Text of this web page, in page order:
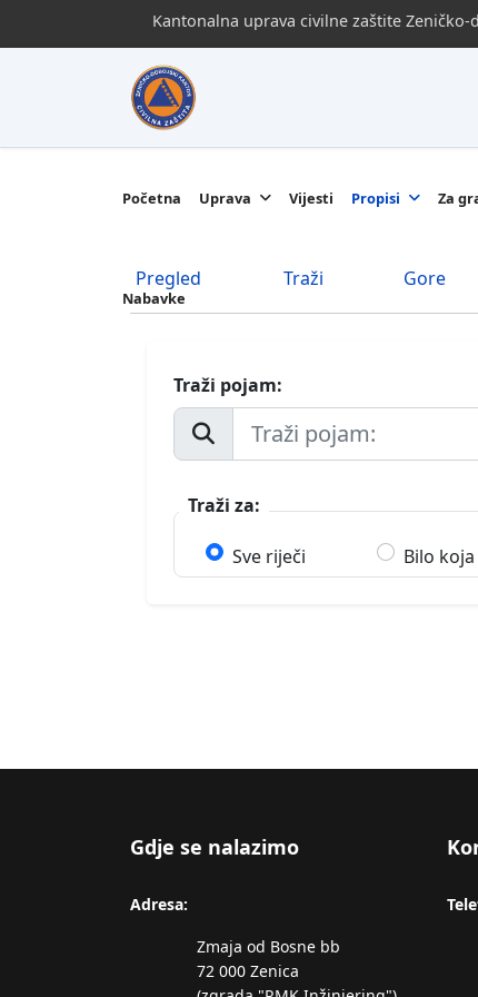
Kantonalna uprava civilne zaštite
Početna Uprava Vijesti Propisi Za
Nabavke
Pregled
Traži Gore
Traži pojam:
Traži za:
Sve riječi Bilo
Gdje se nalazimo
Adresa:
Zmaja od Bosne bb
72 000 Zenica